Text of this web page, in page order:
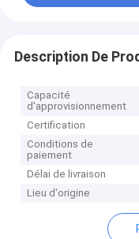
Description De
Capacité
d'approvisionnement
Certification
Conditions de
paiement
Délai de livraison
Lieu d'origine